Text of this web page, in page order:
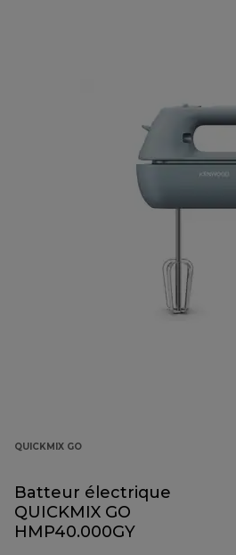
QUICKMIX GO
Batteur électrique
QUICKMIX GO
HMP40.000GY